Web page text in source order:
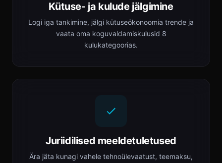
Kütuse- ja kulude jälgimine
Logi iga tankimine, jälgi kütuseökonoomia trende ja
vaata oma koguvaldamiskulusid 8
kulukategoorias.
Juriidilised meeldetuletused
Ära jäta kunagi vahele tehnoülevaatust, teemaksu,